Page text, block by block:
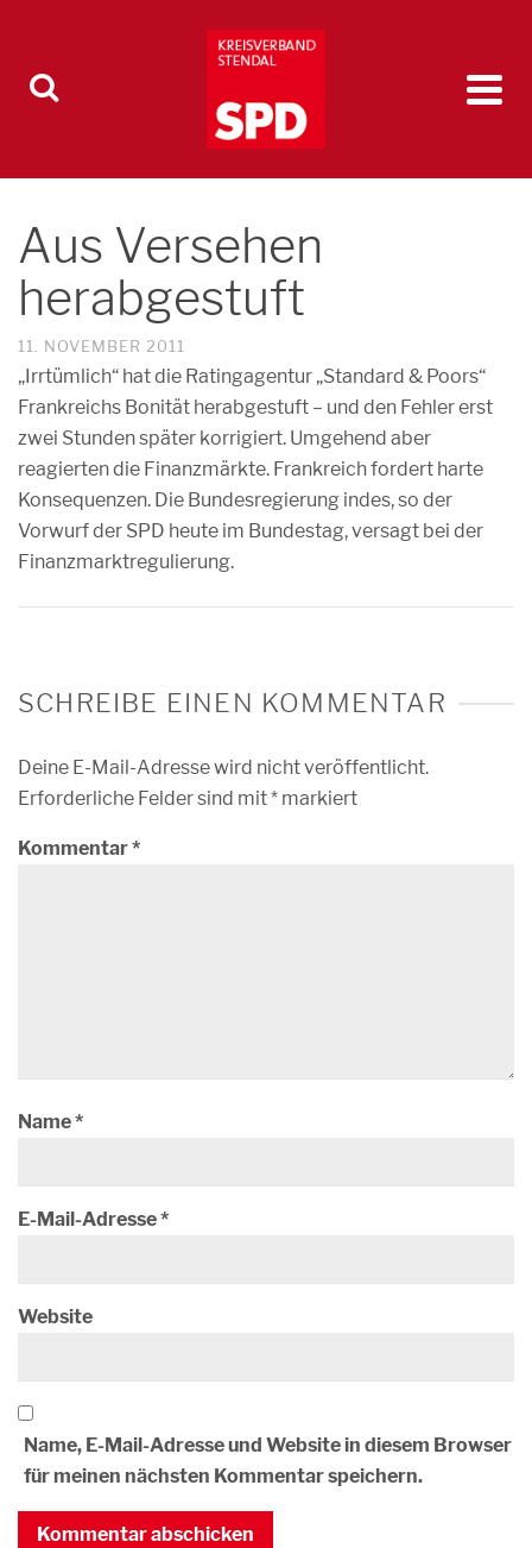
Aus Versehen
herabgestuft
11. NOVEMBER 2011
„Irrtümlich“ hat die Ratingagentur „Standard & Poors“
Frankreichs Bonität herabgestuft – und den Fehler erst
zwei Stunden später korrigiert. Umgehend aber
reagierten die Finanzmärkte. Frankreich fordert harte
Konsequenzen. Die Bundesregierung indes, so der
Vorwurf der SPD heute im Bundestag, versagt bei der
Finanzmarktregulierung.
SCHREIBE EINEN KOMMENTAR
Deine E-Mail-Adresse wird nicht veröffentlicht.
Erforderliche Felder sind mit* markiert
Kommentar*
Name*
E-Mail-Adresse*
Website
Name, E-Mail-Adresse und Website in diesem Browser
für meinen nächsten Kommentar speichern.